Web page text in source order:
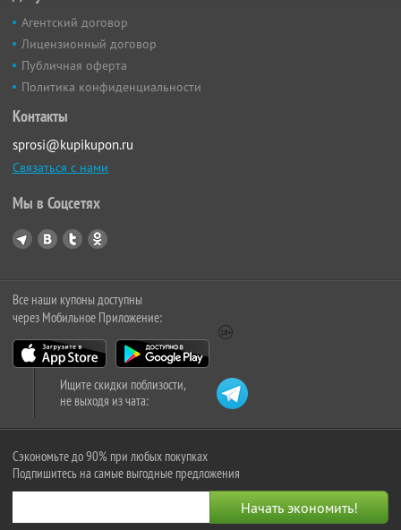
Агентский договор
Лицензионный договор
Публичная оферта
Политика конфиденциальности
Контакты
sprosi@kupikupon.ru
Связаться с нами
Мы в Соцсетях
Все наши купоны доступны
через Мобильное Приложение:
Ищите скидки поблизости,
не выходя из чата:
Сэкономьте до 90% при любых покупках
Подпишитесь на самые выгодные предложения